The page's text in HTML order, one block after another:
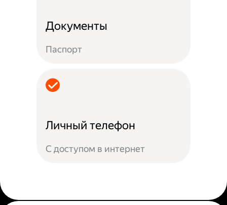
Документы
Паспорт
Личный телефон
С доступом в интернет